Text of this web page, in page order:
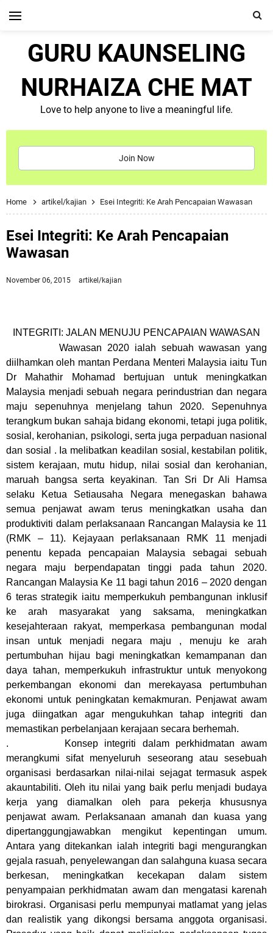
GURU KAUNSELING
NURHAIZA CHE MAT
Love to help anyone to live a meaningful life.
Join Now
Home artikel/kajian Esei Integriti: Ke Arah Pencapaian Wawasan
Esei Integriti: Ke Arah Pencapaian
Wawasan
November 06, 2015 artikel/kajian
INTEGRITI: JALAN MENUJU PENCAPAIAN WAWASAN
Wawasan 2020 ialah sebuah wawasan yang
diilhamkan oleh mantan Perdana Menteri Malaysia iaitu Tun
Dr Mahathir Mohamad bertujuan untuk meningkatkan
Malaysia menjadi sebuah negara perindustrian dan negara
maju sepenuhnya menjelang tahun 2020. Sepenuhnya
terangkum bukan sahaja bidang ekonomi, tetapi juga politik,
sosial, kerohanian, psikologi, serta juga perpaduan nasional
dan sosial . Ia melibatkan keadilan sosial, kestabilan politik,
sistem kerajaan, mutu hidup, nilai sosial dan kerohanian,
maruah bangsa serta keyakinan. Tan Sri Dr Ali Hamsa
selaku Ketua Setiausaha Negara menegaskan bahawa
semua penjawat awam terus meningkatkan usaha dan
produktiviti dalam perlaksanaan Rancangan Malaysia ke 11
(RMK – 11). Kejayaan perlaksanaan RMK 11 menjadi
penentu kepada pencapaian Malaysia sebagai sebuah
negara maju berpendapatan tinggi pada tahun 2020.
Rancangan Malaysia Ke 11 bagi tahun 2016 – 2020 dengan
6 teras strategik iaitu memperkukuh pembangunan inklusif
ke arah masyarakat yang saksama, meningkatkan
kesejahteraan rakyat, memperkasa pembangunan modal
insan untuk menjadi negara maju , menuju ke arah
pertumbuhan hijau bagi meningkatkan kemampanan dan
daya tahan, memperkukuh infrastruktur untuk menyokong
perkembangan ekonomi dan merekayasa pertumbuhan
ekonomi untuk peningkatan kemakmuran. Penjawat awam
juga diingatkan agar mengukuhkan tahap integriti dan
memastikan perbelanjaan kerajaan secara berhemah.
. Konsep integriti dalam perkhidmatan awam
merangkumi sifat menyeluruh seseorang atau sesebuah
organisasi berdasarkan nilai-nilai sejagat termasuk aspek
akauntabiliti. Oleh itu nilai yang baik perlu menjadi budaya
kerja yang diamalkan oleh para pekerja khususnya
penjawat awam. Perlaksanaan amanah dan kuasa yang
dipertanggungjawabkan mengikut kepentingan umum.
Antara yang ditekankan ialah integriti bagi mengurangkan
gejala rasuah, penyelewangan dan salahguna kuasa secara
berkesan, meningkatkan kecekapan dalam sistem
penyampaian perkhidmatan awam dan mengatasi karenah
birokrasi. Organisasi perlu mempunyai matlamat yang jelas
dan realistik yang dikongsi bersama anggota organisasi.